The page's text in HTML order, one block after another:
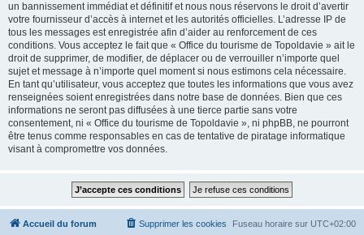
un bannissement immédiat et définitif et nous nous réservons le droit d’avertir
votre fournisseur d’accès à internet et les autorités officielles. L’adresse IP de
tous les messages est enregistrée afin d’aider au renforcement de ces
conditions. Vous acceptez le fait que « Office du tourisme de Topoldavie » ait le
droit de supprimer, de modifier, de déplacer ou de verrouiller n’importe quel
sujet et message à n’importe quel moment si nous estimons cela nécessaire.
En tant qu’utilisateur, vous acceptez que toutes les informations que vous avez
renseignées soient enregistrées dans notre base de données. Bien que ces
informations ne seront pas diffusées à une tierce partie sans votre
consentement, ni « Office du tourisme de Topoldavie », ni phpBB, ne pourront
être tenus comme responsables en cas de tentative de piratage informatique
visant à compromettre vos données.
Accueil du forum Fuseau horaire sur UTC+02:00
Supprimer les cookies